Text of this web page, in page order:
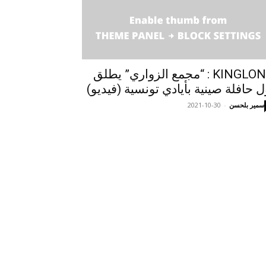
KINGLONG : “مجمع الزواري” يطلق
حافلة صينية بأيادي تونسية (فيديو)
سمير بلحسن -
2021-10-30